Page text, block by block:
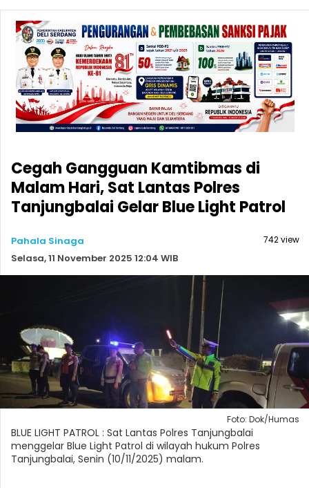
Cegah Gangguan Kamtibmas di
Malam Hari, Sat Lantas Polres
Tanjungbalai Gelar Blue Light Patrol
Pahala Sinaga
Selasa, 11 November 2025 12:04 WIB
742 view
Foto: Dok/Humas
BLUE LIGHT PATROL : Sat Lantas Polres Tanjungbalai
menggelar Blue Light Patrol di wilayah hukum Polres
Tanjungbalai, Senin (10/11/2025) malam.